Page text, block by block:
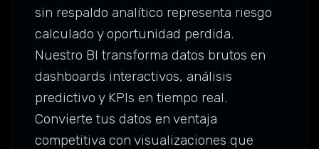
sin respaldo analítico representa riesgo
calculado y oportunidad perdida.
Nuestro BI transforma datos brutos en
dashboards interactivos, análisis
predictivo y KPIs en tiempo real.
Convierte tus datos en ventaja
competitiva con visualizaciones que